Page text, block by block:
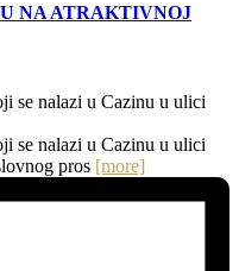
NA ATRAKTIVNOJ
se nalazi u Cazinu u ulici
se nalazi u Cazinu u ulici
pros [more]